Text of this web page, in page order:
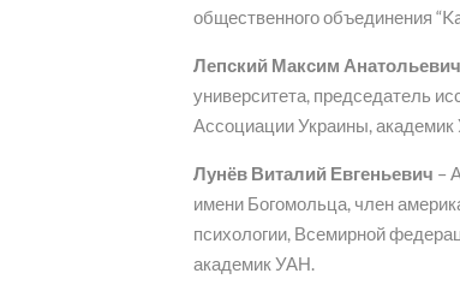
общественного объединения
Лепский Максим Анатольевич
университета, председатель
Ассоциации Украины,
Лунёв Виталий Евгеньевич –
имени Богомольца, член
психологии, Всемирной
академик УАН.